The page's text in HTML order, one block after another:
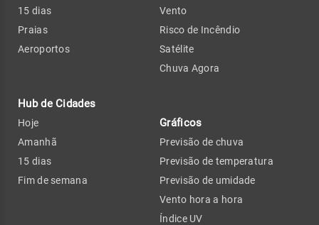
15 dias
Praias
Aeroportos
Hub de Cidades
Hoje
Amanhã
15 dias
Fim de semana
Vento
Risco de Incêndio
Satélite
Chuva Agora
Gráficos
Previsão de chuva
Previsão de temperatura
Previsão de umidade
Vento hora a hora
Índice UV